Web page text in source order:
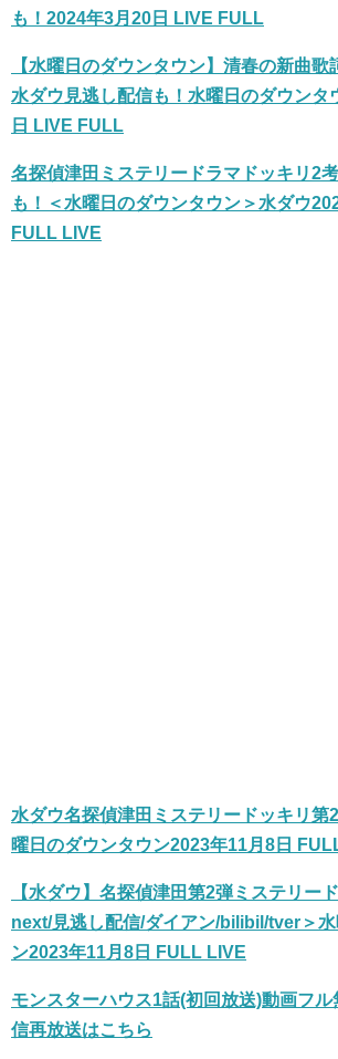
も！2024年3月20日 LIVE FULL
【水曜日のダウンタウン】清春の新曲歌
水ダウ見逃し配信も！水曜日のダウンタ
日 LIVE FULL
名探偵津田ミステリードラマドッキリ2
も！＜水曜日のダウンタウン＞水ダウ
FULL LIVE
水ダウ名探偵津田ミステリードッキリ第
曜日のダウンタウン2023年11月8日
【水ダウ】名探偵津田第2弾ミステリー
next/見逃し配信/ダイアン/bilibil/tver＞
ン2023年11月8日 FULL LIVE
モンスターハウス1話(初回放送)動画フ
信再放送はこちら